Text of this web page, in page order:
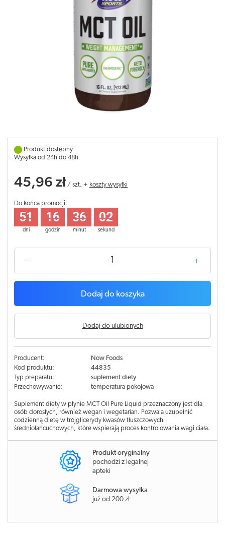
Produkt dostępny
Wysyłka od 24h do 48h
45,96 zł / szt. + koszty wysyłki
Do końca promocji:
dni
51
godzin
16
minut
36
sekund
02
Dodaj do koszyka
Dodaj do ulubionych
Producent:
Now Foods
Kod produktu:
44835
Typ preparatu:
suplement diety
Przechowywanie:
temperatura pokojowa
Suplement diety w płynie MCT Oil Pure Liquid przeznaczony jest dla
osób dorosłych, również wegan i wegetarian. Pozwala uzupełnić
codzienną dietę w trójglicerydy kwasów tłuszczowych
średniołańcuchowych, które wspierają proces kontrolowania wagi ciała.
Produkt oryginalny
pochodzi z legalnej
apteki
Darmowa wysyłka
już od 200 zł